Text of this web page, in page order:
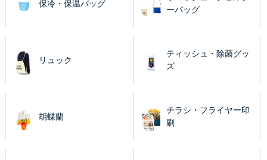
保冷・保温バッグ
ーバッグ
リュック
ティッシュ・除菌グッ
ズ
胡蝶蘭
チラシ・フライヤー印
刷